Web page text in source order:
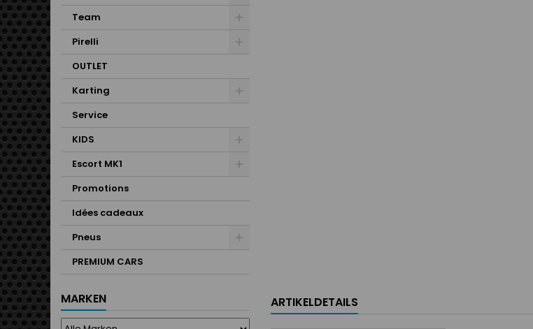
Team
Pirelli
OUTLET
Karting
Service
KIDS
Escort MK1
Promotions
Idées cadeaux
Pneus
PREMIUM CARS
MARKEN ARTIKELDETAILS